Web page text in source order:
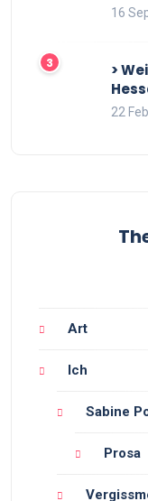
16
>
22
Art
Ich
Sabine
Prosa